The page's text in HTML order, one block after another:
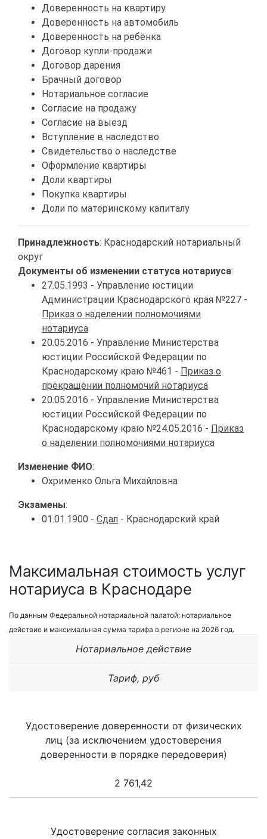
Доверенность на квартиру
Доверенность на автомобиль
Доверенность на ребёнка
Договор купли-продажи
Договор дарения
Брачный договор
Нотариальное согласие
Согласие на продажу
Согласие на выезд
Вступление в наследство
Свидетельство о наследстве
Оформление квартиры
Доли квартиры
Покупка квартиры
Доли по материнскому капиталу
Принадлежность: Краснодарский нотариальный
округ
Документы об изменении статуса нотариуса:
27.05.1993 - Управление юстиции
Администрации Краснодарского края №227 -
Приказ о наделении полномочиями
нотариуса
20.05.2016 - Управление Министерства
юстиции Российской Федерации по
Краснодарскому краю №461 - Приказ о
прекращении полномочий нотариуса
20.05.2016 - Управление Министерства
юстиции Российской Федерации по
Краснодарскому краю №24.05.2016 - Приказ
о наделении полномочиями нотариуса
Изменение ФИО:
Охрименко Ольга Михайловна
Экзамены:
01.01.1900 - Сдал - Краснодарский край
Максимальная стоимость услуг
нотариуса в Краснодаре
По данным Федеральной нотариальной палатой: нотариальное
действие и максимальная сумма тарифа в регионе на 2026 год.
Нотариальное действие
Тариф, руб
Удостоверение доверенности от физических
лиц (за исключением удостоверения
доверенности в порядке передоверия)
2 761,42
Удостоверение согласия законных